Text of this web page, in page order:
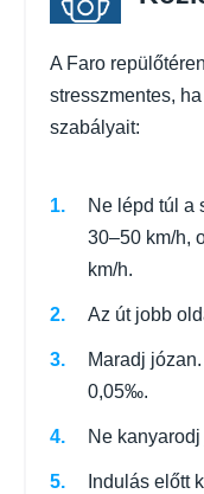
A Faro
stresszmentes,
szabályait:
Ne lépd túl a
30–50 km/h,
km/h.
Az út jobb
Maradj
0,05‰.
Ne
Indulás előtt